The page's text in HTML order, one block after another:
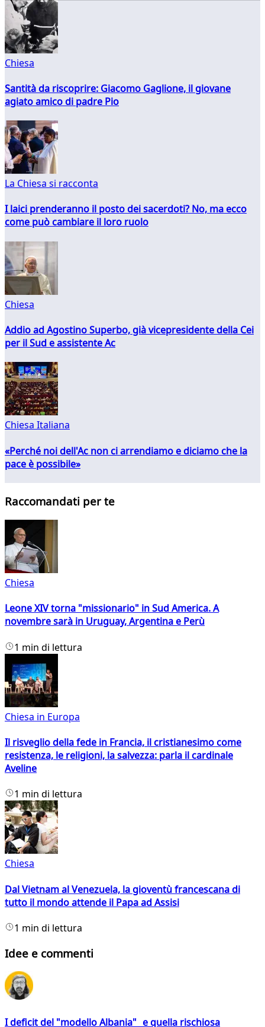
Chiesa
Santità da riscoprire: Giacomo Gaglione, il giovane
agiato amico di padre Pio
La Chiesa si racconta
I laici prenderanno il posto dei sacerdoti? No, ma ecco
come può cambiare il loro ruolo
Chiesa
Addio ad Agostino Superbo, già vicepresidente della Cei
per il Sud e assistente Ac
Chiesa Italiana
«Perché noi dell'Ac non ci arrendiamo e diciamo che la
pace è possibile»
Raccomandati per te
Chiesa
Leone XIV torna "missionario" in Sud America. A
novembre sarà in Uruguay, Argentina e Perù
1 min di lettura
Chiesa in Europa
Il risveglio della fede in Francia, il cristianesimo come
resistenza, le religioni, la salvezza: parla il cardinale
Aveline
1 min di lettura
Chiesa
Dal Vietnam al Venezuela, la gioventù francescana di
tutto il mondo attende il Papa ad Assisi
1 min di lettura
Idee e commenti
I deficit del "modello Albania" e quella rischiosa